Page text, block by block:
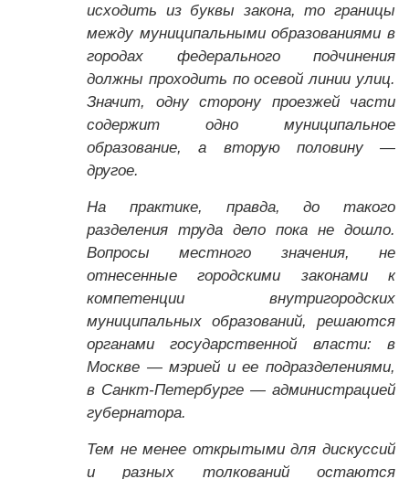
исходить из буквы закона, то границы
между муниципальными образованиями в
городах федерального подчинения
должны проходить по осевой линии улиц.
Значит, одну сторону проезжей части
содержит одно муниципальное
образование, а вторую половину —
другое.
На практике, правда, до такого
разделения труда дело пока не дошло.
Вопросы местного значения, не
отнесенные городскими законами к
компетенции внутригородских
муниципальных образований, решаются
органами государственной власти: в
Москве — мэрией и ее подразделениями,
в Санкт-Петербурге — администрацией
губернатора.
Тем не менее открытыми для дискуссий
и разных толкований остаются